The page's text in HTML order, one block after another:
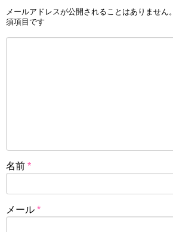
メールアドレスが公開されることはありません。
須項目です
名前 *
メール *